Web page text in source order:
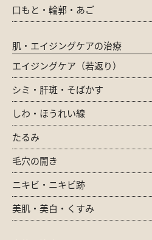
口もと・輪郭・あご
肌・エイジングケアの治療
エイジングケア（若返り）
シミ・肝斑・そばかす
しわ・ほうれい線
たるみ
毛穴の開き
ニキビ・ニキビ跡
美肌・美白・くすみ